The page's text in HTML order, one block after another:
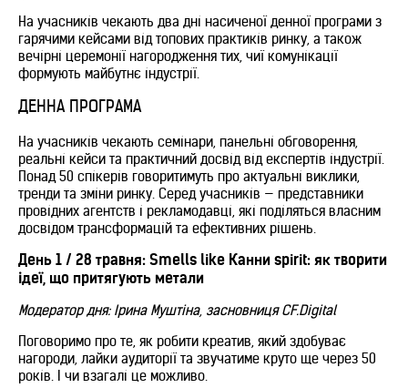
На учасників чекають два дні насиченої денної програми з
гарячими кейсами від топових практиків ринку, а також
вечірні церемонії нагородження тих, чиї комунікації
формують майбутнє індустрії.
ДЕННА ПРОГРАМА
На учасників чекають семінари, панельні обговорення,
реальні кейси та практичний досвід від експертів індустрії.
Понад 50 спікерів говоритимуть про актуальні виклики,
тренди та зміни ринку. Серед учасників — представники
провідних агентств і рекламодавці, які поділяться власним
досвідом трансформацій та ефективних рішень.
День 1 / 28 травня: Smells like Канни spirit: як творити
ідеї, що притягують метали
Модератор дня: Ірина Муштіна, засновниця CF.Digital
Поговоримо про те, як робити креатив, який здобуває
нагороди, лайки аудиторії та звучатиме круто ще через 50
років. І чи взагалі це можливо.